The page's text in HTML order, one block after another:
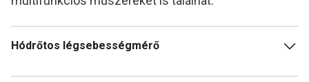
Hódrőtos légsebességmérő